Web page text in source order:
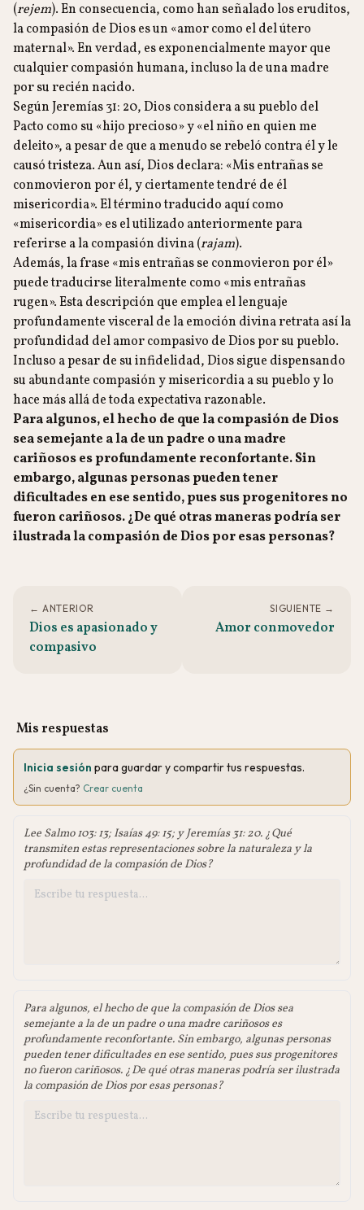
(rejem). En consecuencia, como han señalado los eruditos,
la compasión de Dios es un «amor como el del útero
maternal». En verdad, es exponencialmente mayor que
cualquier compasión humana, incluso la de una madre
por su recién nacido.
Según Jeremías 31: 20, Dios considera a su pueblo del
Pacto como su «hijo precioso» y «el niño en quien me
deleito», a pesar de que a menudo se rebeló contra él y le
causó tristeza. Aun así, Dios declara: «Mis entrañas se
conmovieron por él, y ciertamente tendré de él
misericordia». El término traducido aquí como
«misericordia» es el utilizado anteriormente para
referirse a la compasión divina (rajam).
Además, la frase «mis entrañas se conmovieron por él»
puede traducirse literalmente como «mis entrañas
rugen». Esta descripción que emplea el lenguaje
profundamente visceral de la emoción divina retrata así la
profundidad del amor compasivo de Dios por su pueblo.
Incluso a pesar de su infidelidad, Dios sigue dispensando
su abundante compasión y misericordia a su pueblo y lo
hace más allá de toda expectativa razonable.
Para algunos, el hecho de que la compasión de Dios
sea semejante a la de un padre o una madre
cariñosos es profundamente reconfortante. Sin
embargo, algunas personas pueden tener
dificultades en ese sentido, pues sus progenitores no
fueron cariñosos. ¿De qué otras maneras podría ser
ilustrada la compasión de Dios por esas personas?
← ANTERIOR
Dios es apasionado y
compasivo
SIGUIENTE →
Amor conmovedor
Mis respuestas
Inicia sesión para guardar y compartir tus respuestas.
¿Sin cuenta? Crear cuenta
Lee Salmo 103: 13; Isaías 49: 15; y Jeremías 31: 20. ¿Qué
transmiten estas representaciones sobre la naturaleza y la
profundidad de la compasión de Dios?
Para algunos, el hecho de que la compasión de Dios sea
semejante a la de un padre o una madre cariñosos es
profundamente reconfortante. Sin embargo, algunas personas
pueden tener dificultades en ese sentido, pues sus progenitores
no fueron cariñosos. ¿De qué otras maneras podría ser ilustrada
la compasión de Dios por esas personas?